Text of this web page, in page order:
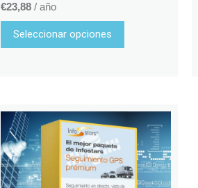
€23,88 / año
Seleccionar opciones